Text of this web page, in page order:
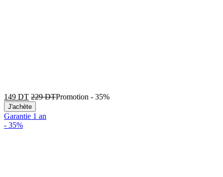
149 DT 229DTPromotion - 35%
J'achète
Garantie 1 an
- 35%